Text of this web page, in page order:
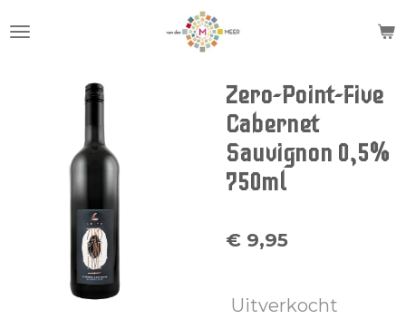
direct
hoofdinhoud
Zero-Point-Five
Cabernet
Sauvignon 0,5%
750ml
€ 9,95
Uitverkocht